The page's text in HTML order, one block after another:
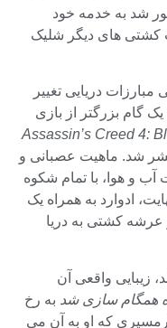
شد به خدمه خود
کشتی های دیگر شلیک
دریایی تغییر
گام بزرگتر از بازی
Assassin’s Creed 4:
بار در سال 2013 منتشر شد. ماهیت عصبانی و
آب و هوا، با تمام شکوه
ادوارد به همراه یک
عرشه کشتی به دریا
زیبایی واقعی آن
به رخ
که او به آن می